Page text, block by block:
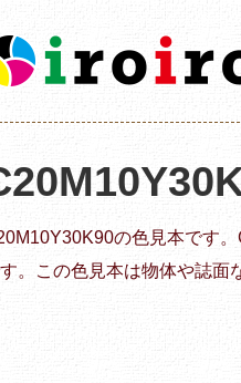
の色見本です
。この色見本は物体や誌面